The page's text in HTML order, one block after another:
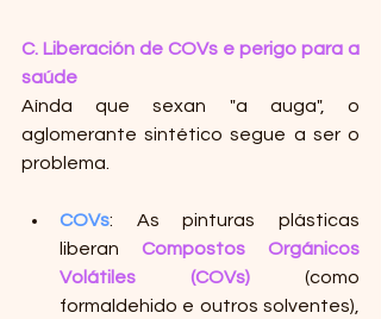
C. Liberación de COVs e perigo para a
saúde
Aínda que sexan "a auga", o
aglomerante sintético segue a ser o
problema.
COVs: As pinturas plásticas
liberan Compostos Orgánicos
Volátiles (COVs) (como
formaldehido e outros solventes),